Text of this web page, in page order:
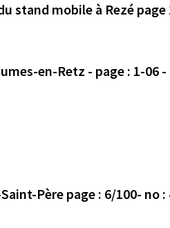
stand mobile à Rezé page
Avis
Père page : 6/100- no :